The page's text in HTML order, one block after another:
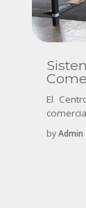
El
byAdmin